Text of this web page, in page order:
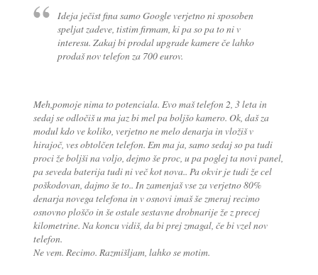
Ideja ječist fina samo Google verjetno ni sposoben
speljat zadeve, tistim firmam, ki pa so pa to ni v
interesu. Zakaj bi prodal upgrade kamere če lahko
prodaš nov telefon za 700 eurov.
Meh,pomoje nima to potenciala. Evo maš telefon 2, 3 leta in
sedaj se odločiš u ma jaz bi mel pa boljšo kamero. Ok, daš za
modul kdo ve koliko, verjetno ne melo denarja in vložiš v
hirajoč, ves obtolčen telefon. Em ma ja, samo sedaj so pa tudi
proci že boljši na voljo, dejmo še proc, u pa poglej ta novi panel,
pa seveda baterija tudi ni več kot nova.. Pa okvir je tudi že cel
poškodovan, dajmo še to.. In zamenjaš vse za verjetno 80%
denarja novega telefona in v osnovi imaš še zmeraj recimo
osnovno ploščo in še ostale sestavne drobnarije že z precej
kilometrine. Na koncu vidiš, da bi prej zmagal, če bi vzel nov
telefon.
Ne vem. Recimo. Razmišljam, lahko se motim.